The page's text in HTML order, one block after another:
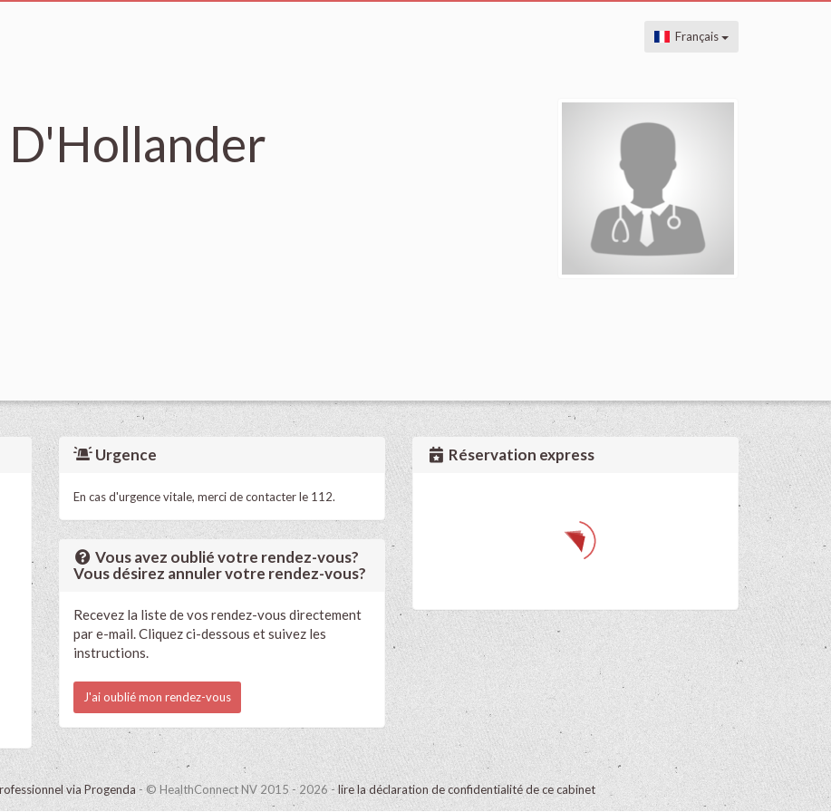
Français
D'Hollander
Urgence
En cas d'urgence vitale, merci de contacter le 112.
Vous avez oublié votre rendez-vous?
Vous désirez annuler votre rendez-vous?
Recevez la liste de vos rendez-vous directement
par e-mail. Cliquez ci-dessous et suivez les
instructions.
J'ai oublié mon rendez-vous
Réservation express
via Progenda- © HealthConnect NV 2015 - 2026 -lire la déclaration de confidentialité de ce cabinet